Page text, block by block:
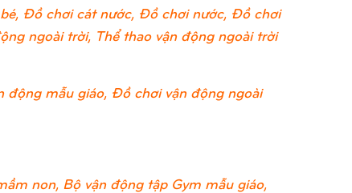
Đồ chơi cát nước, Đồ chơi nước, Đồ chơi
ngoài trời, Thể thao vận động ngoài trời
mẫu giáo, Đồ chơi vận động ngoài
non, Bộ vận động tập Gym mẫu giáo,